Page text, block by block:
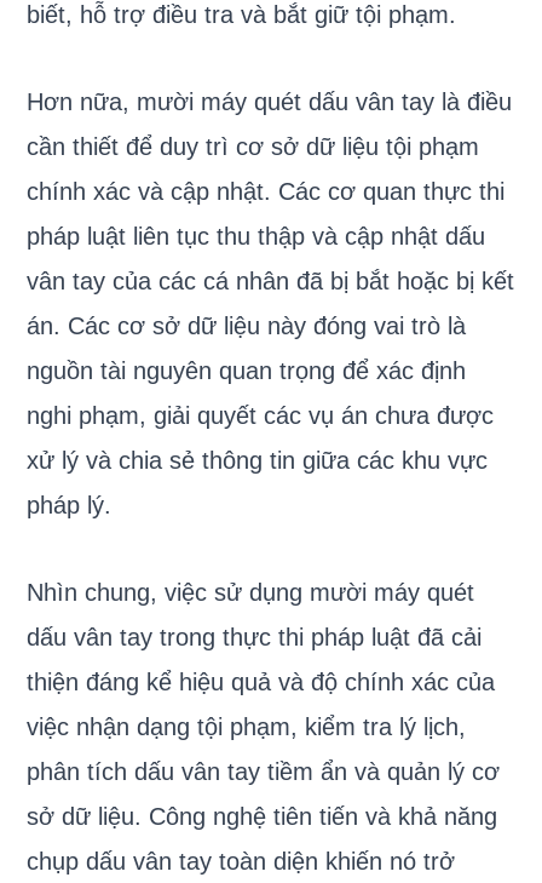
biết, hỗ trợ điều tra và bắt giữ tội phạm.
Hơn nữa, mười máy quét dấu vân tay là điều
cần thiết để duy trì cơ sở dữ liệu tội phạm
chính xác và cập nhật. Các cơ quan thực thi
pháp luật liên tục thu thập và cập nhật dấu
vân tay của các cá nhân đã bị bắt hoặc bị kết
án. Các cơ sở dữ liệu này đóng vai trò là
nguồn tài nguyên quan trọng để xác định
nghi phạm, giải quyết các vụ án chưa được
xử lý và chia sẻ thông tin giữa các khu vực
pháp lý.
Nhìn chung, việc sử dụng mười máy quét
dấu vân tay trong thực thi pháp luật đã cải
thiện đáng kể hiệu quả và độ chính xác của
việc nhận dạng tội phạm, kiểm tra lý lịch,
phân tích dấu vân tay tiềm ẩn và quản lý cơ
sở dữ liệu. Công nghệ tiên tiến và khả năng
chụp dấu vân tay toàn diện khiến nó trở